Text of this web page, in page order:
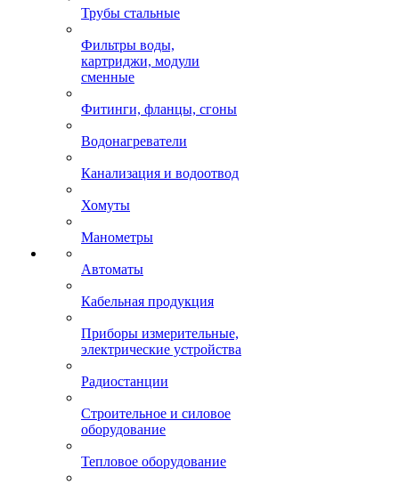
Трубы стальные
Фильтры воды,
картриджи, модули
сменные
Фитинги, фланцы, сгоны
Водонагреватели
Канализация и водоотвод
Хомуты
Манометры
Автоматы
Кабельная продукция
Приборы измерительные,
электрические устройства
Радиостанции
Строительное и силовое
оборудование
Тепловое оборудование